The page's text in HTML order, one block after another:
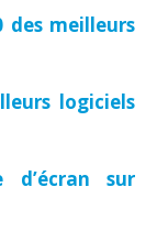
des meilleurs
logiciels
d’écran sur